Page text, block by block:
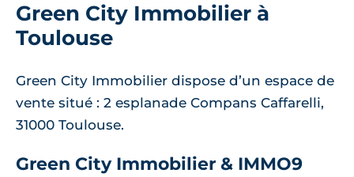
Green City Immobilier à
Toulouse
Green City Immobilier dispose d’un espace de
vente situé : 2 esplanade Compans Caffarelli,
31000 Toulouse.
Green City Immobilier & IMMO9